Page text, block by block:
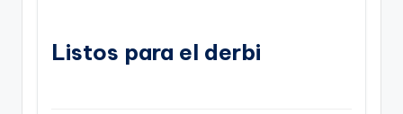
Listos para el derbi